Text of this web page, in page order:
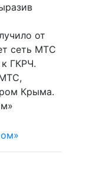
от
сеть МТС
ГКРЧ.
Крыма.